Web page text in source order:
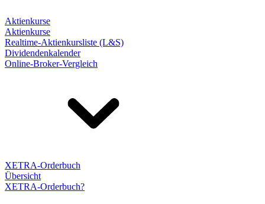
Aktienkurse
Aktienkurse
Realtime-Aktienkursliste (L&S)
Dividendenkalender
Online-Broker-Vergleich
XETRA-Orderbuch
Übersicht
XETRA-Orderbuch?